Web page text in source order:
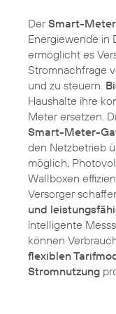
DerSmart-
Energiewende in
ermöglicht es
Stromnachfrage
und zu steuern.
Haushalte ihre
Meter ersetzen.
Smart-Meter-
den Netzbetrieb
möglich,
Wallboxen
Versorger
und
intelligente
können
flexiblen
Stromnutzung